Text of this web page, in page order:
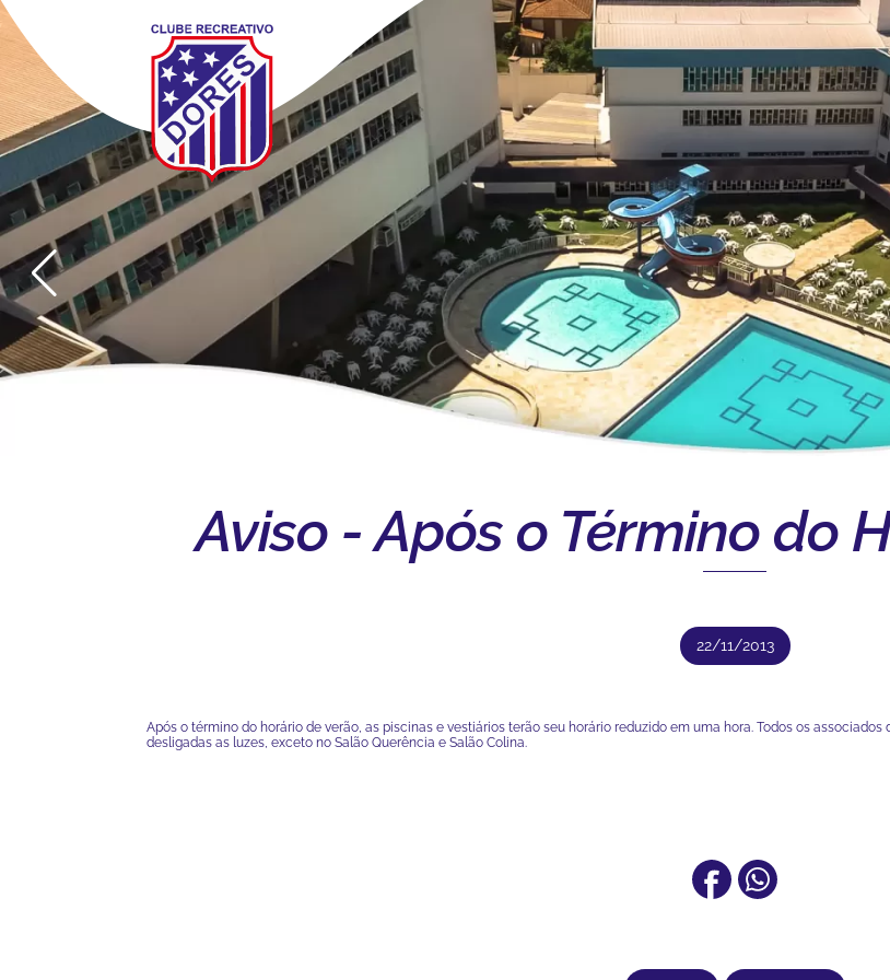
Aviso - Após o Término do
22/11/2013
Após o término do horário de verão, as piscinas e vestiários terão seu horário reduzido em uma hora. Todos os
desligadas as luzes, exceto no Salão Querência e Salão Colina.